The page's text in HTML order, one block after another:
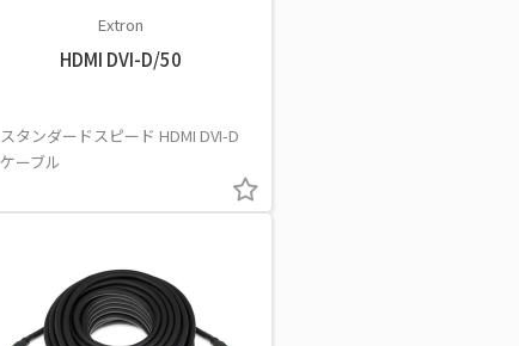
Extron
HDMI DVI-D/50
スタンダードスピード HDMI DVI-D
ケーブル